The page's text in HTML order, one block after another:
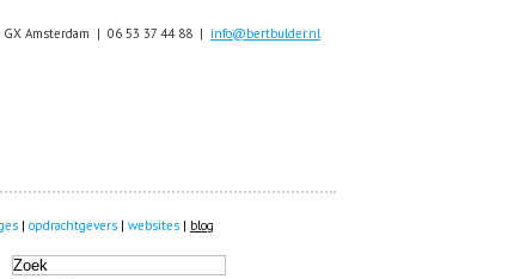
Amsterdam | 06 53 37 44 88 | info@bertbulder.nl
| opdrachtgevers | websites | blog